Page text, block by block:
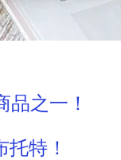
品之一！
特！